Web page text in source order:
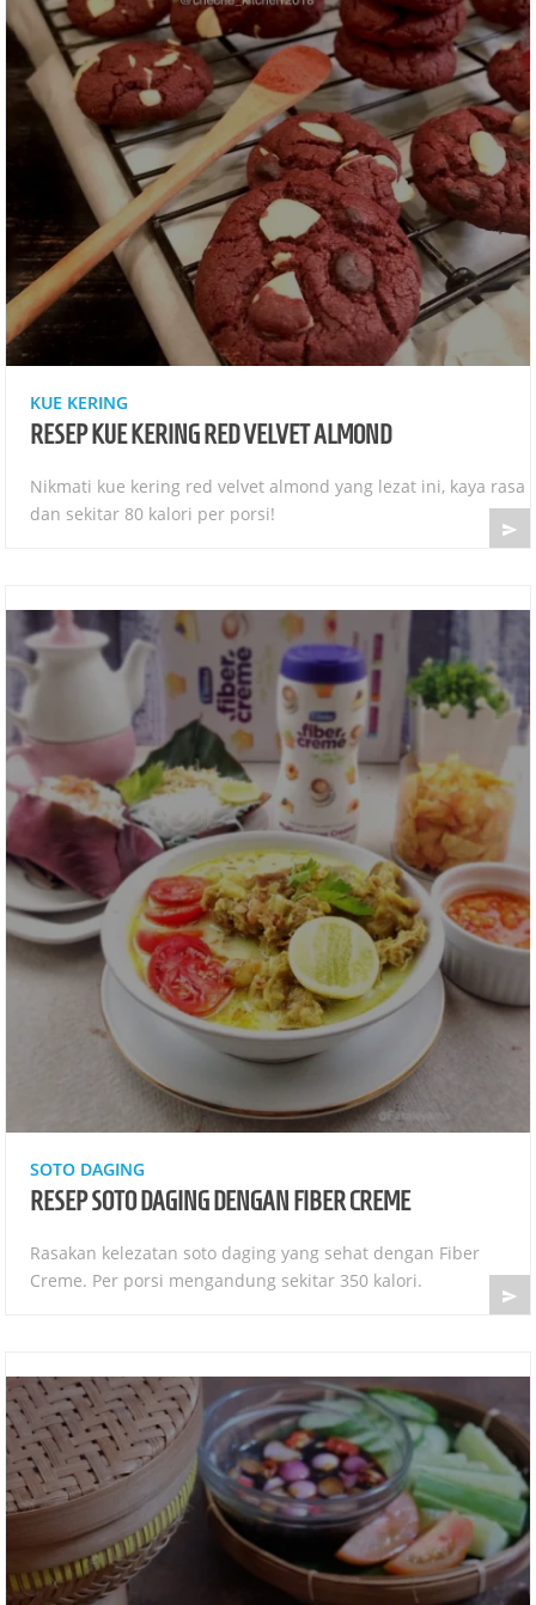
KUE KERING
RESEP KUE KERING RED VELVET ALMOND
Nikmati kue kering red velvet almond yang lezat ini, kaya rasa
dan sekitar 80 kalori per porsi!

SOTO DAGING
RESEP SOTO DAGING DENGAN FIBER CREME
Rasakan kelezatan soto daging yang sehat dengan Fiber
Creme. Per porsi mengandung sekitar 350 kalori.
